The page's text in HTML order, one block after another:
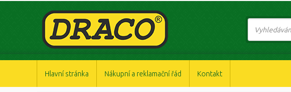
Hlavní stránka Nákupní a reklamační řád Kontakt